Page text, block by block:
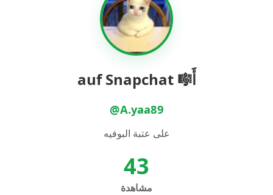
أَ🎼 auf Snapchat
@A.yaa89
على عتبة البوفيه
43
مشاهدة